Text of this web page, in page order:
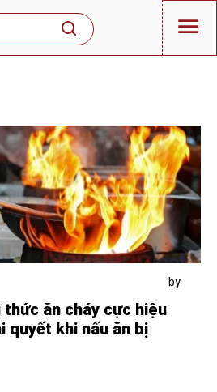
by
thức ăn cháy cực hiệu
quyết khi nấu ăn bị